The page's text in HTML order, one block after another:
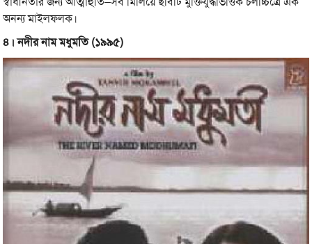
অনন্য মাইলফলক।
৪। নদীর নাম মধুমতি (১৯৯৫)